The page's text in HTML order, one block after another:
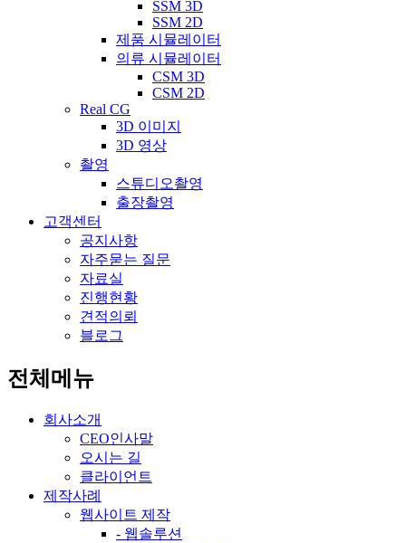
SSM 3D
SSM 2D
제품 시뮬레이터
의류 시뮬레이터
CSM 3D
CSM 2D
Real CG
3D 이미지
3D 영상
촬영
스튜디오촬영
출장촬영
고객센터
공지사항
자주묻는 질문
자료실
진행현황
견적의뢰
블로그
전체메뉴
회사소개
CEO인사말
오시는 길
클라이언트
제작사례
웹사이트 제작
- 웹솔루션